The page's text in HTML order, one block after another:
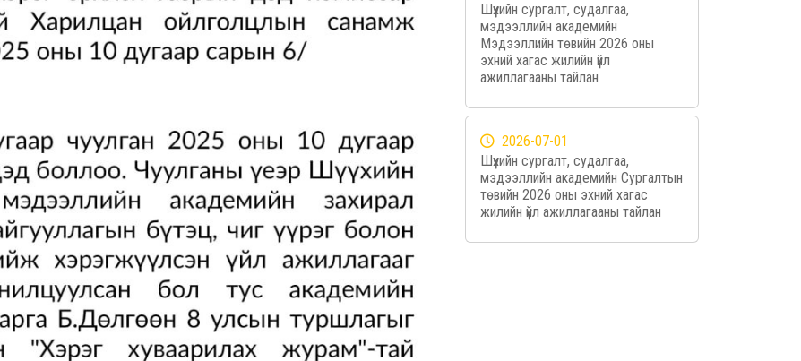
Шүүхийн сургалт, судалгаа,
мэдээллийн академийн
Мэдээллийн төвийн 2026 оны
эхний хагас жилийн үйл
ажиллагааны тайлан
2026-07-01
Шүүхийн сургалт, судалгаа,
мэдээллийн академийн Сургалтын
төвийн 2026 оны эхний хагас
жилийн үйл ажиллагааны тайлан